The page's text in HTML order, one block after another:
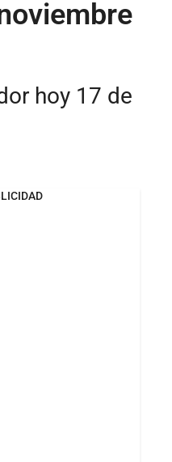
hoy 17 de